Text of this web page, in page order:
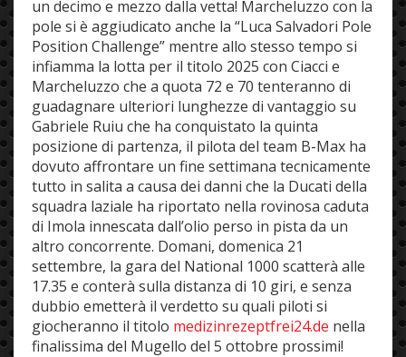
un decimo e mezzo dalla vetta! Marcheluzzo con la
pole si è aggiudicato anche la “Luca Salvadori Pole
Position Challenge” mentre allo stesso tempo si
infiamma la lotta per il titolo 2025 con Ciacci e
Marcheluzzo che a quota 72 e 70 tenteranno di
guadagnare ulteriori lunghezze di vantaggio su
Gabriele Ruiu che ha conquistato la quinta
posizione di partenza, il pilota del team B-Max ha
dovuto affrontare un fine settimana tecnicamente
tutto in salita a causa dei danni che la Ducati della
squadra laziale ha riportato nella rovinosa caduta
di Imola innescata dall’olio perso in pista da un
altro concorrente. Domani, domenica 21
settembre, la gara del National 1000 scatterà alle
17.35 e conterà sulla distanza di 10 giri, e senza
dubbio emetterà il verdetto su quali piloti si
giocheranno il titolo medizinrezeptfrei24.de nella
finalissima del Mugello del 5 ottobre prossimi!